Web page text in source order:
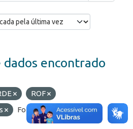
encontrado
ROF
Formatos:
OData